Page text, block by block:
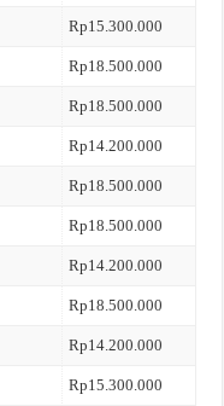
Rp15.300.000
Rp18.500.000
Rp18.500.000
Rp14.200.000
Rp18.500.000
Rp18.500.000
Rp14.200.000
Rp18.500.000
Rp14.200.000
Rp15.300.000